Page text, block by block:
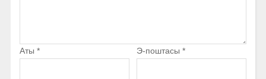
Аты * Э-поштасы *